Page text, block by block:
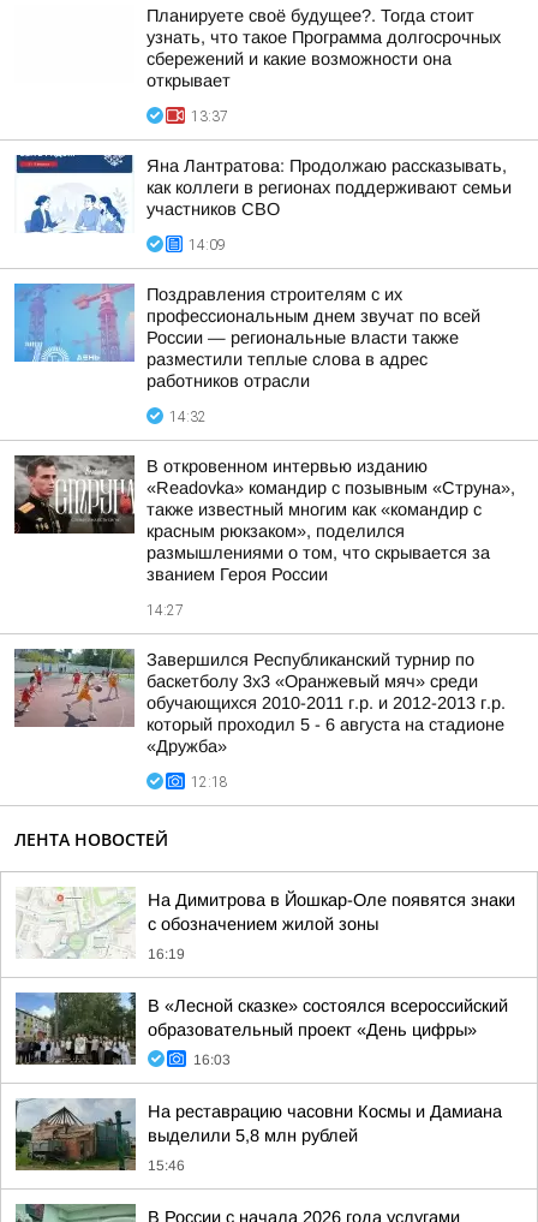
Планируете своё будущее?. Тогда стоит
узнать, что такое Программа долгосрочных
сбережений и какие возможности она
открывает
13:37
Яна Лантратова: Продолжаю рассказывать,
как коллеги в регионах поддерживают семьи
участников СВО
14:09
Поздравления строителям с их
профессиональным днем звучат по всей
России — региональные власти также
разместили теплые слова в адрес
работников отрасли
14:32
В откровенном интервью изданию
«Readovka» командир с позывным «Струна»,
также известный многим как «командир с
красным рюкзаком», поделился
размышлениями о том, что скрывается за
званием Героя России
14:27
Завершился Республиканский турнир по
баскетболу 3х3 «Оранжевый мяч» среди
обучающихся 2010-2011 г.р. и 2012-2013 г.р.
который проходил 5 - 6 августа на стадионе
«Дружба»
12:18
ЛЕНТА НОВОСТЕЙ
На Димитрова в Йошкар-Оле появятся знаки
с обозначением жилой зоны
16:19
В «Лесной сказке» состоялся всероссийский
образовательный проект «День цифры»
16:03
На реставрацию часовни Космы и Дамиана
выделили 5,8 млн рублей
15:46
В России с начала 2026 года услугами